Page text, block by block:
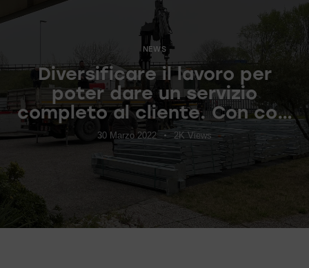
NEWS
Diversificare il lavoro per
poter dare un servizio
completo al cliente. Con co…
30 Marzo 2022 2K Views